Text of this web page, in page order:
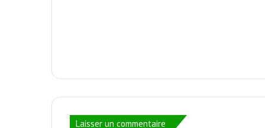
Laisser un commentaire